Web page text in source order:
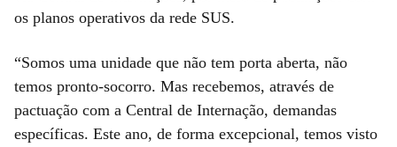
os planos operativos da rede SUS.
“Somos uma unidade que não tem porta aberta, não
temos pronto-socorro. Mas recebemos, através de
pactuação com a Central de Internação, demandas
específicas. Este ano, de forma excepcional, temos visto